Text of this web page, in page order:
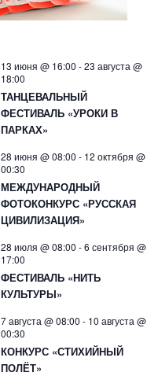
13 июня @ 16:00 -23 августа @
18:00
ТАНЦЕВАЛЬНЫЙ
ФЕСТИВАЛЬ «УРОКИ В
ПАРКАХ»
28 июня @ 08:00 - 12 октября @
00:30
МЕЖДУНАРОДНЫЙ
ФОТОКОНКУРС «РУССКАЯ
ЦИВИЛИЗАЦИЯ»
28 июля @ 08:00 -6 сентября @
17:00
ФЕСТИВАЛЬ «НИТЬ
КУЛЬТУРЫ»
7 августа @ 08:00 - 10 августа @
00:30
КОНКУРС «СТИХИЙНЫЙ
ПОЛЁТ»